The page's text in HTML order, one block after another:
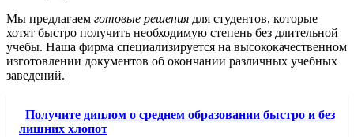
Мы предлагаем готовые решения для студентов, которые
хотят быстро получить необходимую степень без длительной
учебы. Наша фирма специализируется на высококачественном
изготовлении документов об окончании различных учебных
заведений.
Получите диплом о среднем образовании быстро и без
лишних хлопот